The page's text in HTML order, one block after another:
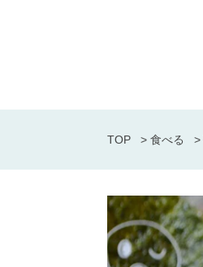
TOP > 食べる >